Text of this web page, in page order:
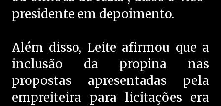
presidente em depoimento.
Além disso, Leite afirmou que a
inclusão da propina nas
propostas apresentadas pela
empreiteira para licitações era